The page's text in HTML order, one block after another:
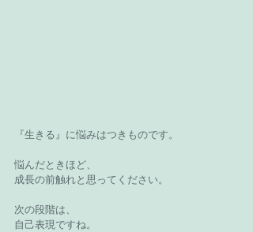
『生きる』に悩みはつきものです。
悩んだときほど、
成長の前触れと思ってください。
次の段階は、
自己表現ですね。